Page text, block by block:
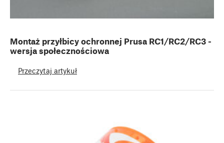
Montaż przyłbicy ochronnej Prusa RC1/RC2/RC3 -
wersja społecznościowa
Przeczytaj artykuł